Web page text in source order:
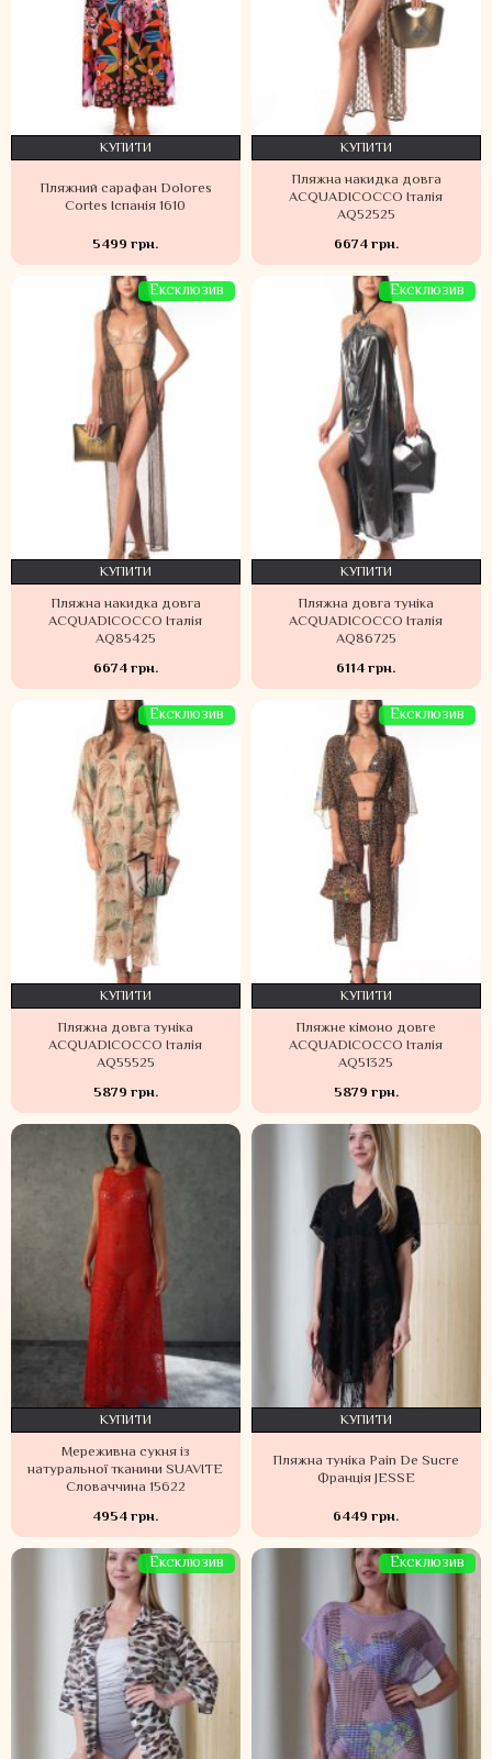
Пляжний сарафан Dolores
Cortes Іспанія 1610
5499 грн.
КУПИТИ
Пляжна накидка довга
ACQUADICOCCO Італія
AQ52525
6674 грн.
КУПИТИ
Ексклюзив
Пляжна накидка довга
ACQUADICOCCO Італія
AQ85425
6674 грн.
КУПИТИ
Ексклюзив
Пляжна довга туніка
ACQUADICOCCO Італія
AQ86725
6114 грн.
КУПИТИ
Ексклюзив
Пляжна довга туніка
ACQUADICOCCO Італія
AQ55525
5879 грн.
КУПИТИ
Ексклюзив
Пляжне кімоно довге
ACQUADICOCCO Італія
AQ51325
5879 грн.
КУПИТИ
Мереживна сукня із
натуральної тканини SUAVITE
Словаччина 15622
4954 грн.
КУПИТИ
Пляжна туніка Pain De Sucre
Франція JESSE
6449 грн.
КУПИТИ
Ексклюзив Ексклюзив